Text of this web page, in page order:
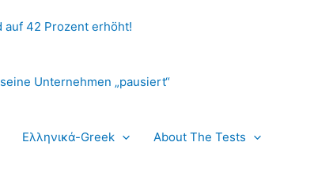
42 Prozent erhöht!
Unternehmen „pausiert“
Ελληνικά-Greek About The Tests